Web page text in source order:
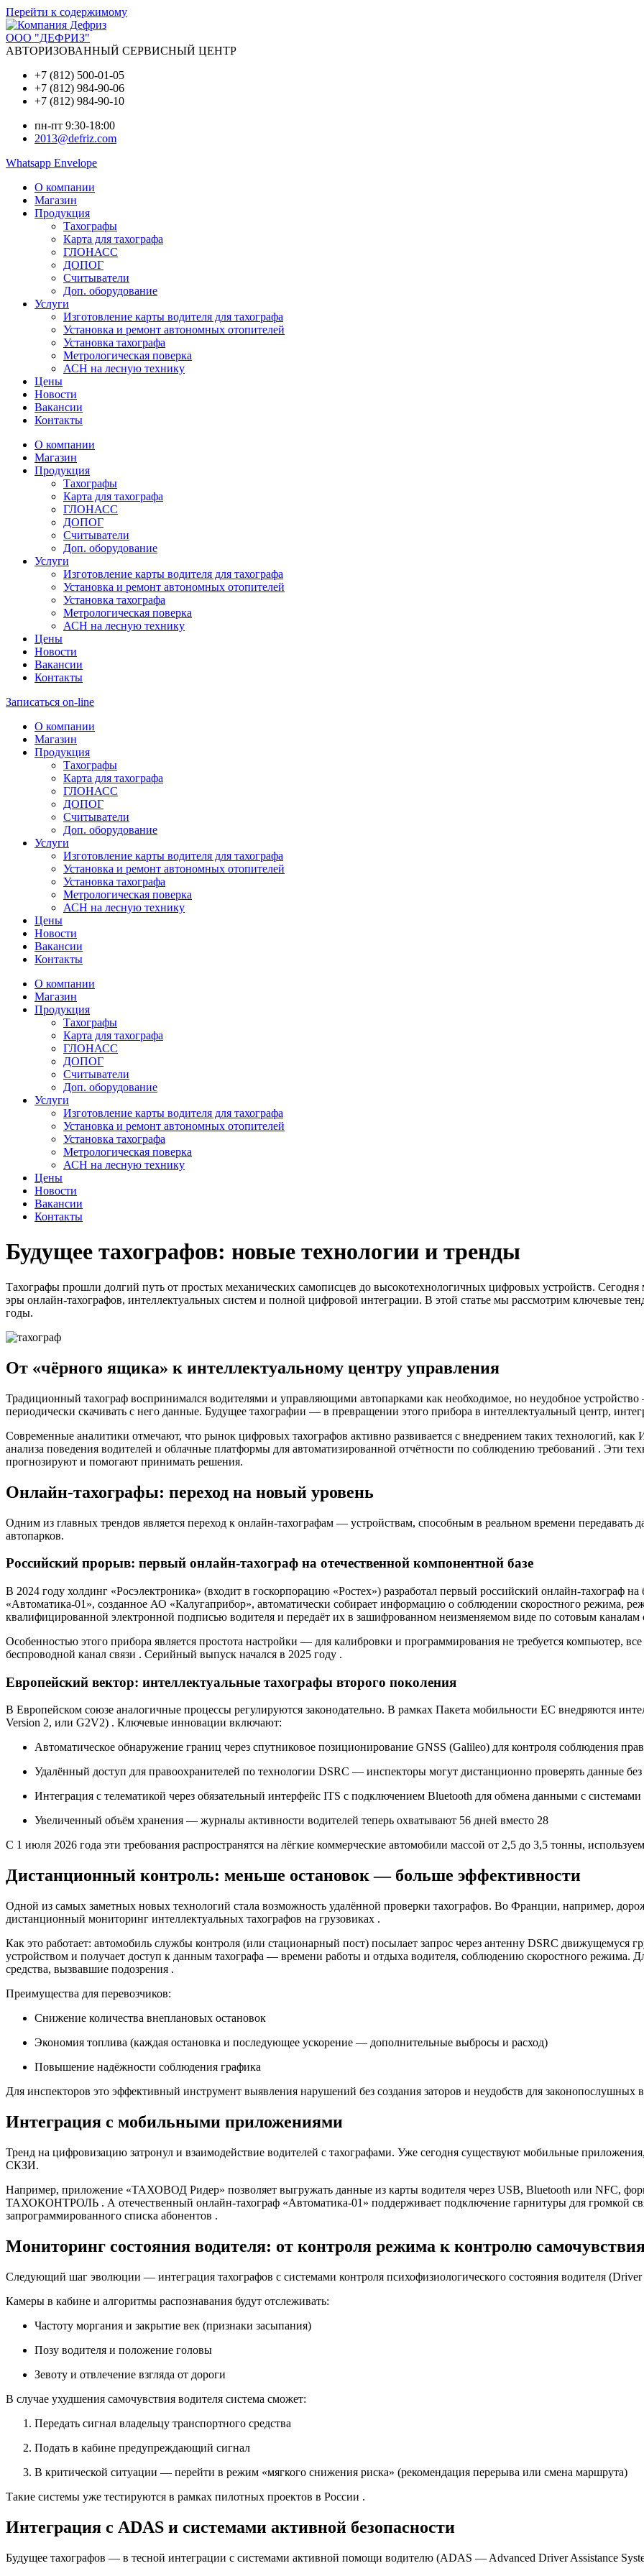
Перейти к содержимому
ООО "ДЕФРИЗ"
АВТОРИЗОВАННЫЙ СЕРВИСНЫЙ ЦЕНТР
+7 (812) 500-01-05
+7 (812) 984-90-06
+7 (812) 984-90-10
пн-пт 9:30-18:00
2013@defriz.com
Whatsapp Envelope
О компании
Магазин
Продукция
Тахографы
Карта для тахографа
ГЛОНАСС
ДОПОГ
Считыватели
Доп. оборудование
Услуги
Изготовление карты водителя для тахографа
Установка и ремонт автономных отопителей
Установка тахографа
Метрологическая поверка
АСН на лесную технику
Цены
Новости
Вакансии
Контакты
О компании
Магазин
Продукция
Тахографы
Карта для тахографа
ГЛОНАСС
ДОПОГ
Считыватели
Доп. оборудование
Услуги
Изготовление карты водителя для тахографа
Установка и ремонт автономных отопителей
Установка тахографа
Метрологическая поверка
АСН на лесную технику
Цены
Новости
Вакансии
Контакты
Записаться on-line
О компании
Магазин
Продукция
Тахографы
Карта для тахографа
ГЛОНАСС
ДОПОГ
Считыватели
Доп. оборудование
Услуги
Изготовление карты водителя для тахографа
Установка и ремонт автономных отопителей
Установка тахографа
Метрологическая поверка
АСН на лесную технику
Цены
Новости
Вакансии
Контакты
О компании
Магазин
Продукция
Тахографы
Карта для тахографа
ГЛОНАСС
ДОПОГ
Считыватели
Доп. оборудование
Услуги
Изготовление карты водителя для тахографа
Установка и ремонт автономных отопителей
Установка тахографа
Метрологическая поверка
АСН на лесную технику
Цены
Новости
Вакансии
Контакты
Будущее тахографов: новые технологии и тренды
Тахографы прошли долгий путь от простых механических самописцев до высокотехнологичных цифровых устройств.
эры онлайн-тахографов, интеллектуальных систем и полной цифровой интеграции. В этой статье мы рассмотрим ключевые
годы.
От «чёрного ящика» к интеллектуальному центру управления
Традиционный тахограф воспринимался водителями и управляющими автопарками как необходимое, но неудобное
периодически скачивать с него данные. Будущее тахографии — в превращении этого прибора в интеллектуальный центр,
Современные аналитики отмечают, что рынок цифровых тахографов активно развивается с внедрением таких технологий, как
анализа поведения водителей и облачные платформы для автоматизированной отчётности по соблюдению требований . Эти
прогнозируют и помогают принимать решения.
Онлайн-тахографы: переход на новый уровень
Одним из главных трендов является переход к онлайн-тахографам — устройствам, способным в реальном времени передавать
автопарков.
Российский прорыв: первый онлайн-тахограф на отечественной компонентной базе
В 2024 году холдинг «Росэлектроника» (входит в госкорпорацию «Ростех») разработал первый российский онлайн-тахограф
«Автоматика-01», созданное АО «Калугаприбор», автоматически собирает информацию о соблюдении скоростного режима,
квалифицированной электронной подписью водителя и передаёт их в зашифрованном неизменяемом виде по сотовым каналам
Особенностью этого прибора является простота настройки — для калибровки и программирования не требуется компьютер,
беспроводной канал связи . Серийный выпуск начался в 2025 году .
Европейский вектор: интеллектуальные тахографы второго поколения
В Европейском союзе аналогичные процессы регулируются законодательно. В рамках Пакета мобильности ЕС внедряются
Version 2, или G2V2) . Ключевые инновации включают:
Автоматическое обнаружение границ через спутниковое позиционирование GNSS (Galileo) для контроля соблюдения
Удалённый доступ для правоохранителей по технологии DSRC — инспекторы могут дистанционно проверять данные без
Интеграция с телематикой через обязательный интерфейс ITS с подключением Bluetooth для обмена данными с
Увеличенный объём хранения — журналы активности водителей теперь охватывают 56 дней вместо 28
С 1 июля 2026 года эти требования распространятся на лёгкие коммерческие автомобили массой от 2,5 до 3,5 тонны,
Дистанционный контроль: меньше остановок — больше эффективности
Одной из самых заметных новых технологий стала возможность удалённой проверки тахографов. Во Франции, например,
дистанционный мониторинг интеллектуальных тахографов на грузовиках .
Как это работает: автомобиль службы контроля (или стационарный пост) посылает запрос через антенну DSRC движущемуся
устройством и получает доступ к данным тахографа — времени работы и отдыха водителя, соблюдению скоростного режима.
средства, вызвавшие подозрения .
Преимущества для перевозчиков:
Снижение количества внеплановых остановок
Экономия топлива (каждая остановка и последующее ускорение — дополнительные выбросы и расход)
Повышение надёжности соблюдения графика
Для инспекторов это эффективный инструмент выявления нарушений без создания заторов и неудобств для законопослушных
Интеграция с мобильными приложениями
Тренд на цифровизацию затронул и взаимодействие водителей с тахографами. Уже сегодня существуют мобильные
СКЗИ.
Например, приложение «ТАХОВОД Ридер» позволяет выгружать данные из карты водителя через USB, Bluetooth или NFC,
ТАХОКОНТРОЛЬ . А отечественный онлайн-тахограф «Автоматика-01» поддерживает подключение гарнитуры для громкой
запрограммированного списка абонентов .
Мониторинг состояния водителя: от контроля режима к контролю
Следующий шаг эволюции — интеграция тахографов с системами контроля психофизиологического состояния водителя
Камеры в кабине и алгоритмы распознавания будут отслеживать:
Частоту моргания и закрытие век (признаки засыпания)
Позу водителя и положение головы
Зевоту и отвлечение взгляда от дороги
В случае ухудшения самочувствия водителя система сможет:
Передать сигнал владельцу транспортного средства
Подать в кабине предупреждающий сигнал
В критической ситуации — перейти в режим «мягкого снижения риска» (рекомендация перерыва или смена маршрута)
Такие системы уже тестируются в рамках пилотных проектов в России .
Интеграция с ADAS и системами активной безопасности
Будущее тахографов — в тесной интеграции с системами активной помощи водителю (ADAS — Advanced Driver Assistance